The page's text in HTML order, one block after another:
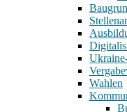
Wahlen